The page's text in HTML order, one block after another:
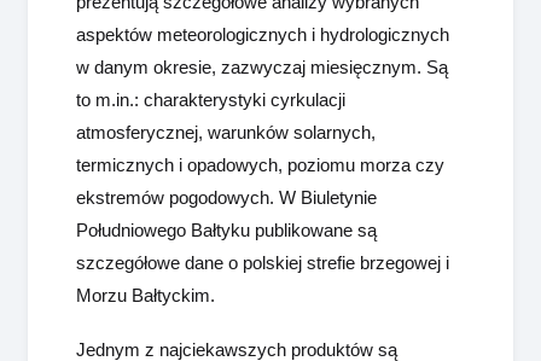
aspektów meteorologicznych i hydrologicznych
w danym okresie, zazwyczaj miesięcznym. Są
to m.in.: charakterystyki cyrkulacji
atmosferycznej, warunków solarnych,
termicznych i opadowych, poziomu morza czy
ekstremów pogodowych. W Biuletynie
Południowego Bałtyku publikowane są
szczegółowe dane o polskiej strefie brzegowej i
Morzu Bałtyckim.
Jednym z najciekawszych produktów są